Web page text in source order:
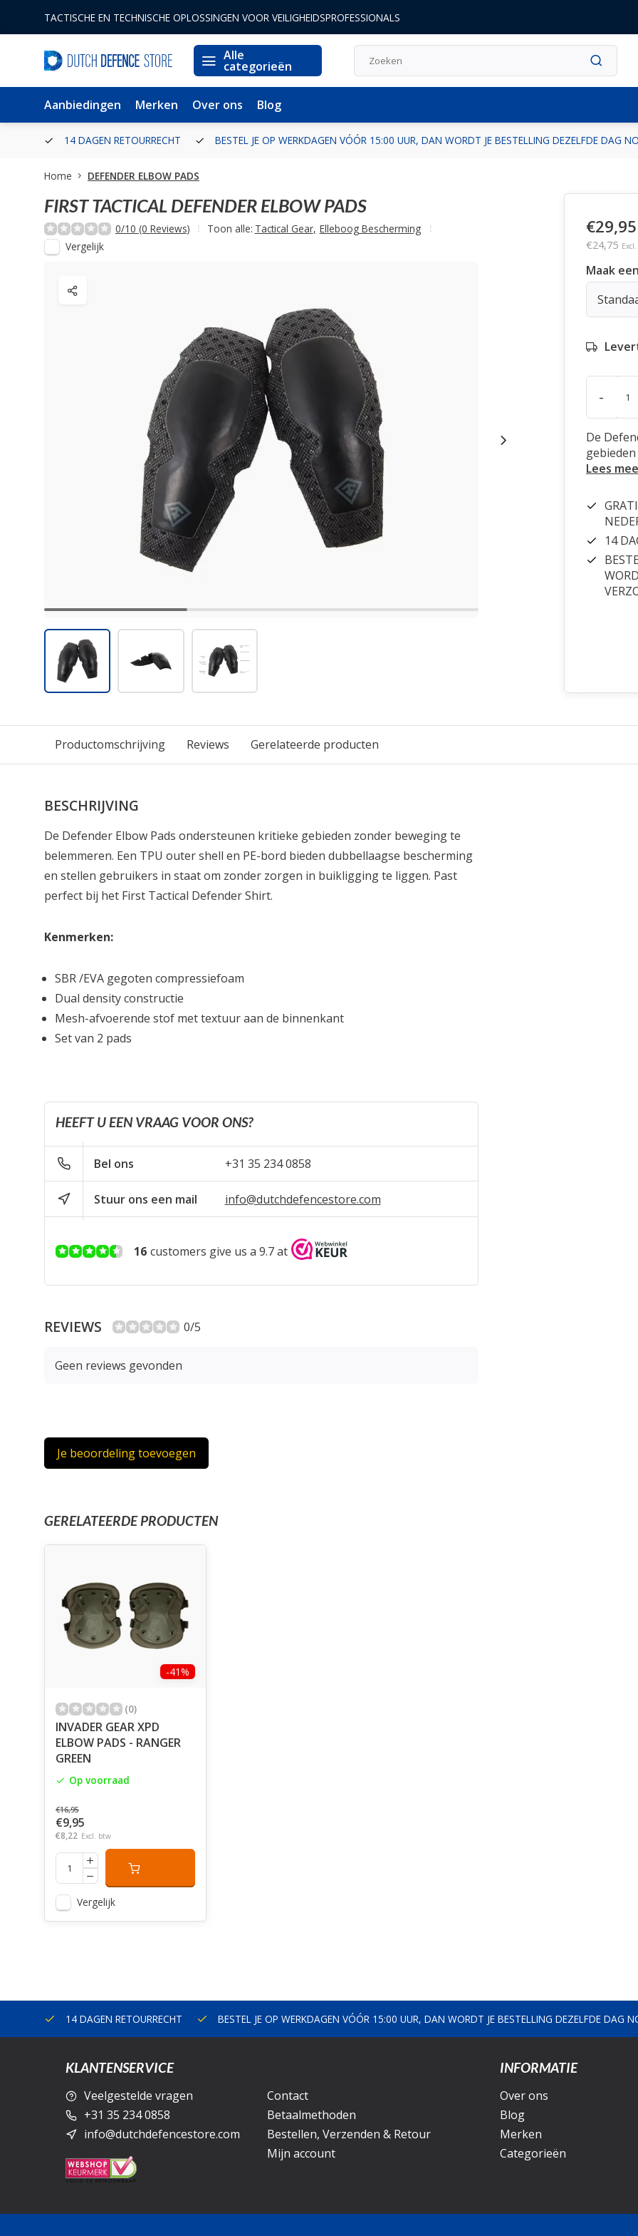
TACTISCHE EN TECHNISCHE OPLOSSINGEN VOOR VEILIGHEIDSPROFESSIONALS
Alle
categorieën
Aanbiedingen Merken Over ons Blog
14 DAGEN RETOURRECHT BESTEL JE OP WERKDAGEN VÓÓR 15:00 UUR, DAN WORDT JE BESTELLING DEZELFDE DAG
Home DEFENDER ELBOW PADS
FIRST TACTICAL DEFENDER ELBOW PADS
0/10 (0 Reviews) Toon alle: Tactical Gear, Elleboog Bescherming
Vergelijk
€29,95
€24,75
Maak
-
De
Lees
14
Productomschrijving Reviews Gerelateerde producten
BESCHRIJVING
De Defender Elbow Pads ondersteunen kritieke gebieden zonder beweging te
belemmeren. Een TPU outer shell en PE-bord bieden dubbellaagse bescherming
en stellen gebruikers in staat om zonder zorgen in buikligging te liggen. Past
perfect bij het First Tactical Defender Shirt.
Kenmerken:
SBR /EVA gegoten compressiefoam
Dual density constructie
Mesh-afvoerende stof met textuur aan de binnenkant
Set van 2 pads
HEEFT U EEN VRAAG VOOR ONS?
Bel ons +31 35 234 0858
Stuur ons een mail info@dutchdefencestore.com
16 customers give us a 9.7 at
REVIEWS 0/5
Geen reviews gevonden
Je beoordeling toevoegen
GERELATEERDE PRODUCTEN
-41%
(0)
INVADER GEAR XPD
ELBOW PADS - RANGER
GREEN
Op voorraad
€16,95
€9,95
€8,22 Excl. btw
Vergelijk
14 DAGEN RETOURRECHT BESTEL JE OP WERKDAGEN VÓÓR 15:00 UUR, DAN WORDT JE BESTELLING DEZELFDE DAG
KLANTENSERVICE
Veelgestelde vragen
+31 35 234 0858
info@dutchdefencestore.com
Contact
Betaalmethoden
Bestellen, Verzenden & Retour
Mijn account
INFORMATIE
Over ons
Blog
Merken
Categorieën